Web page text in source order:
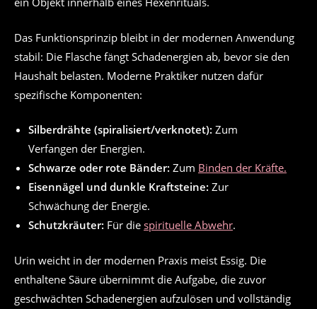
Das Funktionsprinzip bleibt in der modernen Anwendung
stabil: Die Flasche fängt Schadenergien ab, bevor sie den
Haushalt belasten. Moderne Praktiker nutzen dafür
spezifische Komponenten:
Silberdrähte (spiralisiert/verknotet): Zum
Verfangen der Energien.
Schwarze oder rote Bänder: Zum Binden der Kräfte.
Eisennägel und dunkle Kraftsteine: Zur
Schwächung der Energie.
Schutzkräuter: Für die spirituelle Abwehr.
Urin weicht in der modernen Praxis meist Essig. Die
enthaltene Säure übernimmt die Aufgabe, die zuvor
geschwächten Schadenergien aufzulösen und vollständig